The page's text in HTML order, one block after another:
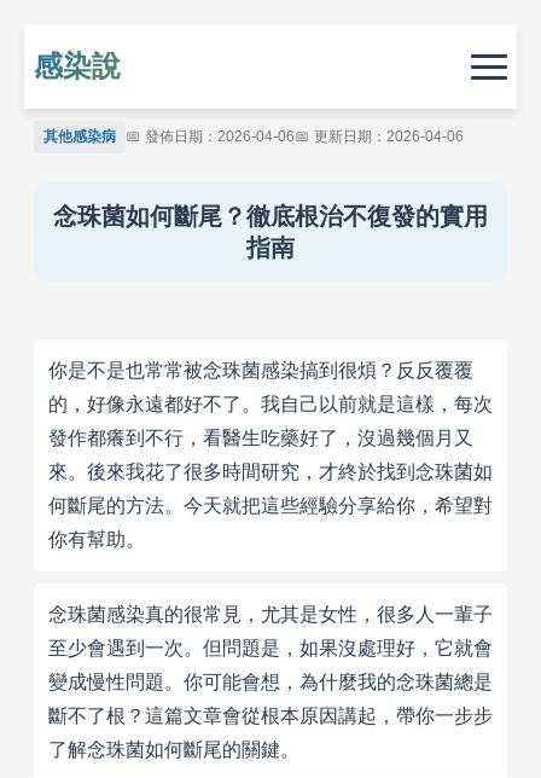
感染說
其他感染病 發佈日期：2026-04-06 更新日期：2026-04-06
念珠菌如何斷尾？徹底根治不復發的實用
指南
你是不是也常常被念珠菌感染搞到很煩？反反覆覆
的，好像永遠都好不了。我自己以前就是這樣，每次
發作都癢到不行，看醫生吃藥好了，沒過幾個月又
來。後來我花了很多時間研究，才終於找到念珠菌如
何斷尾的方法。今天就把這些經驗分享給你，希望對
你有幫助。
念珠菌感染真的很常見，尤其是女性，很多人一輩子
至少會遇到一次。但問題是，如果沒處理好，它就會
變成慢性問題。你可能會想，為什麼我的念珠菌總是
斷不了根？這篇文章會從根本原因講起，帶你一步步
了解念珠菌如何斷尾的關鍵。